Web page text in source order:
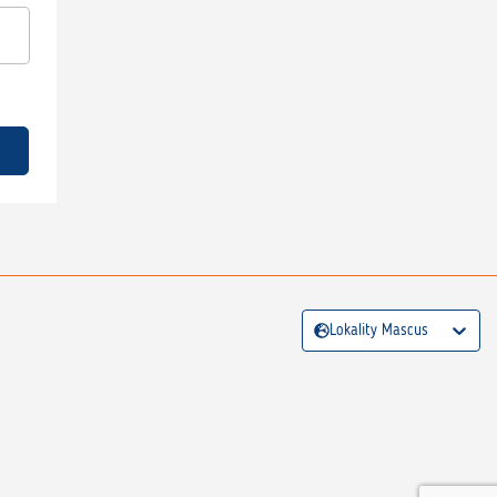
Lokality Mascus